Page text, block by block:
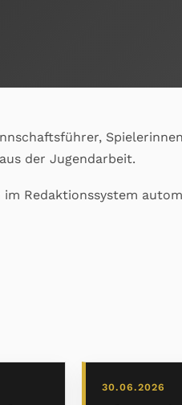
der Jugendarbeit.
Redaktionssystem
30.06.2026